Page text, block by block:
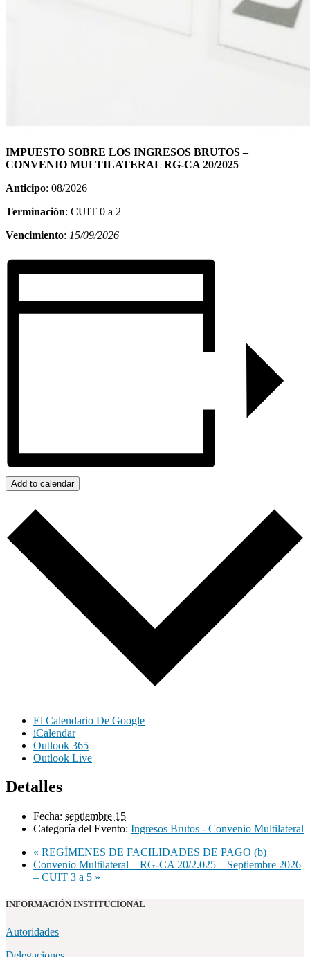
IMPUESTO SOBRE LOS INGRESOS BRUTOS –
CONVENIO MULTILATERAL RG-CA 20/2025
Anticipo: 08/2026
Terminación: CUIT 0 a 2
Vencimiento: 15/09/2026
Add to calendar
El Calendario De Google
iCalendar
Outlook 365
Outlook Live
Detalles
Fecha: septiembre 15
Categoría del Evento: Ingresos Brutos - Convenio Multilateral
« REGÍMENES DE FACILIDADES DE PAGO (b)
Convenio Multilateral – RG-CA 20/2.025 – Septiembre 2026
– CUIT 3 a 5 »
INFORMACIÓN INSTITUCIONAL
Autoridades